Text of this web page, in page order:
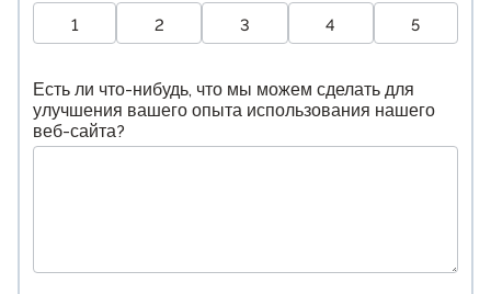
1 2 3 4 5
Есть ли что-нибудь, что мы можем сделать для
улучшения вашего опыта использования нашего
веб-сайта?